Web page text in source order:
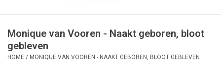
Erotica
Curiosa
Monique van Vooren - Naakt geboren, bloot
gebleven
HOME / MONIQUE VAN VOOREN - NAAKT GEBOREN, BLOOT GEBLEVEN